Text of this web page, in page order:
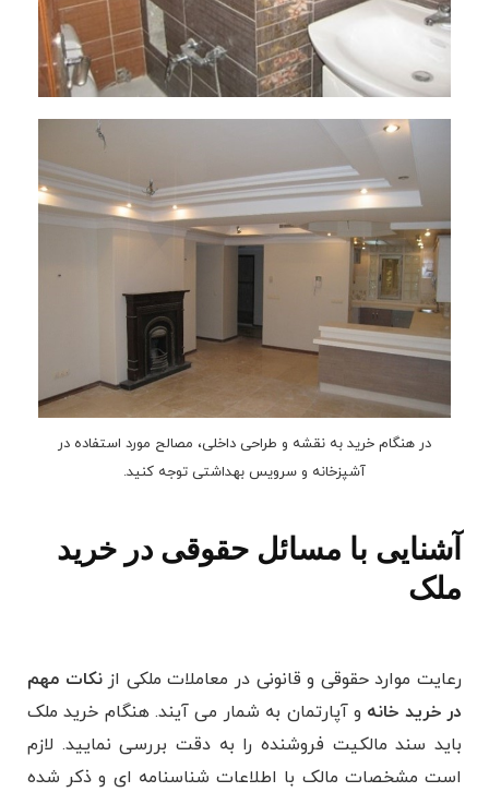
در هنگام خرید به نقشه و طراحی داخلی، مصالح مورد استفاده در
آشپزخانه و سرویس بهداشتی توجه کنید.
آشنایی با مسائل حقوقی در خرید
ملک
رعایت موارد حقوقی و قانونی در معاملات ملکی ازنکات مهم
در خرید خانه و آپارتمان به شمار می آیند. هنگام خرید ملک
باید سند مالکیت فروشنده را به دقت بررسی نمایید. لازم
است مشخصات مالک با اطلاعات شناسنامه ای و ذکر شده